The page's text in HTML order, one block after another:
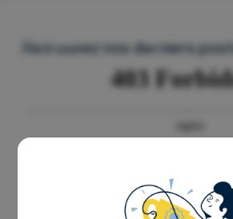
Retrouvez nos derniers